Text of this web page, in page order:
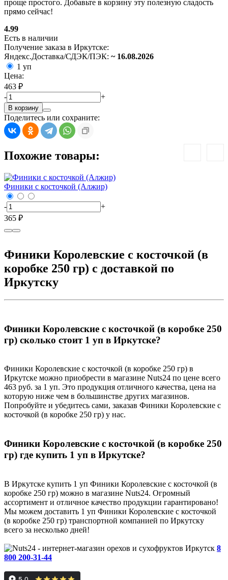
проще простого. Добавьте в корзину эту полезную сладость
прямо сейчас!
4.99
Есть в наличии
Получение заказа в Иркутске:
Яндекс.Доставка/СДЭК/ПЭК: ~ 16.08.2026
1 уп
Цена:
463 ₽
-
+
В корзину
Поделитесь или сохраните:
Похожие товары:
Финики с косточкой (Алжир)
-
+
365 ₽
Финики Королевские с косточкой (в
коробке 250 гр) с доставкой по
Иркутску
Финики Королевские с косточкой (в коробке 250
гр) сколько стоит 1 уп в Иркутске?
Финики Королевские с косточкой (в коробке 250 гр) в
Иркутске можно приобрести в магазине Nuts24 по цене всего
463 руб. за 1 уп. Это продукция отличного качества, цена на
которую ниже чем в большинстве других магазинов.
Попробуйте и убедитесь сами, заказав Финики Королевские с
косточкой (в коробке 250 гр) у нас.
Финики Королевские с косточкой (в коробке 250
гр) где купить 1 уп в Иркутске?
В Иркутске купить 1 уп Финики Королевские с косточкой (в
коробке 250 гр) можно в магазине Nuts24. Огромный
ассортимент и отличное качество продукции гарантировано!
Мы можем доставить 1 уп Финики Королевские с косточкой
(в коробке 250 гр) транспортной компанией по Иркутску
всего за несколько дней!
Иркутск 8
800 200-31-44